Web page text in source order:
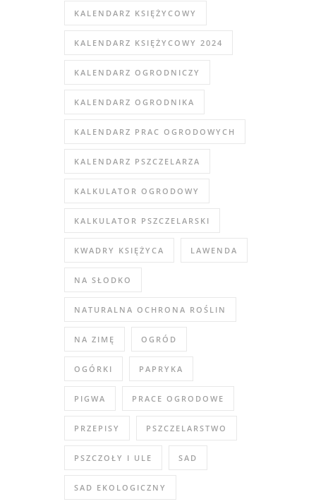
KALENDARZ KSIĘŻYCOWY
KALENDARZ KSIĘŻYCOWY 2024
KALENDARZ OGRODNICZY
KALENDARZ OGRODNIKA
KALENDARZ PRAC OGRODOWYCH
KALENDARZ PSZCZELARZA
KALKULATOR OGRODOWY
KALKULATOR PSZCZELARSKI
KWADRY KSIĘŻYCA LAWENDA
NA SŁODKO
NATURALNA OCHRONA ROŚLIN
NA ZIMĘ OGRÓD
OGÓRKI PAPRYKA
PIGWA PRACE OGRODOWE
PRZEPISY PSZCZELARSTWO
PSZCZOŁY I ULE SAD
SAD EKOLOGICZNY